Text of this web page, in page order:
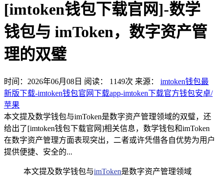
[imtoken钱包下载官网]-数学
钱包与 imToken，数字资产管
理的双璧
时间：2026年06月08日 阅读： 1149次 来源： imtoken钱包最
新版下载-imtoken钱包官网下载app-imtoken下载官方钱包安卓/
苹果
本文提及数学钱包与imToken是数字资产管理领域的双璧，还
给出了[imtoken钱包下载官网]相关信息，数学钱包和imToken
在数字资产管理方面表现突出，二者或许凭借各自优势为用户
提供便捷、安全的...
本文提及数学钱包与imToken是数字资产管理领域